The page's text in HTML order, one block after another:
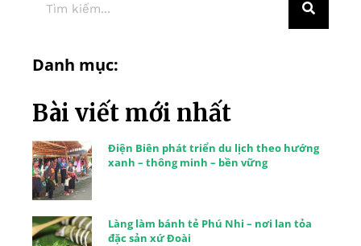
Danh mục:
Bài viết mới nhất
Điện Biên phát triển du lịch theo hướng
xanh – thông minh – bền vững
Làng làm bánh tẻ Phú Nhi – nơi lan tỏa
đặc sản xứ Đoài